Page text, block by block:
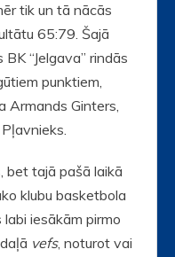
tik un tā nācās
65:79. Šajā
“Jelgava” rindās
punktiem,
Armands Ginters,
bet tajā pašā laikā
klubu basketbola
iesākām pirmo
vefs, noturot vai